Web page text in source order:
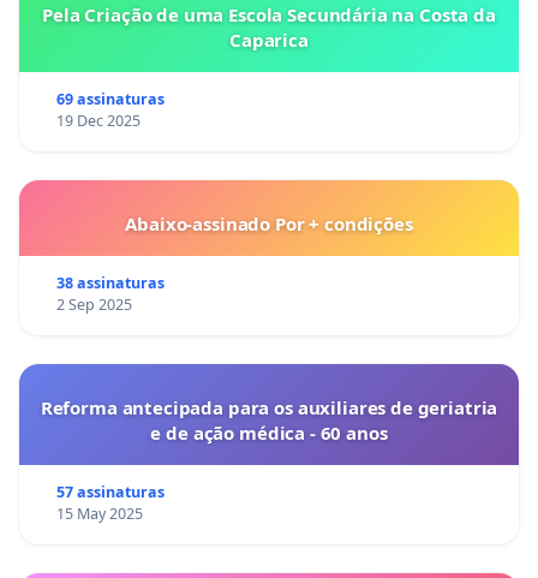
Pela Criação de uma Escola Secundária na Costa da
Caparica
69 assinaturas
19 Dec 2025
Abaixo-assinado Por + condições
38 assinaturas
2 Sep 2025
Reforma antecipada para os auxiliares de geriatria
e de ação médica - 60 anos
57 assinaturas
15 May 2025